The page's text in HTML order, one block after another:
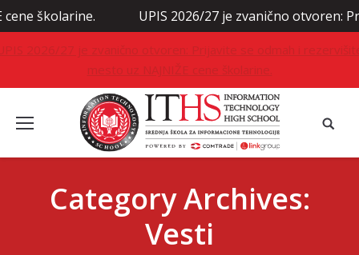
UPIS 2026/27 je zvanično otvoren: Prijavite se
2026/27 je zvanično otvoren: Prijavite se odmah i
mesto uz NAJNIŽE cene školarine.
Category Archives:
Vesti